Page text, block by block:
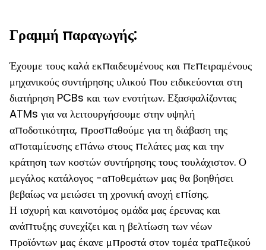
Γραμμή παραγωγής:
Έχουμε τους καλά εκπαιδευμένους και πεπειραμένους
μηχανικούς συντήρησης υλικού που ειδικεύονται στη
διατήρηση PCBs και των ενοτήτων. Εξασφαλίζοντας
ATMs για να λειτουργήσουμε στην υψηλή
αποδοτικότητα, προσπαθούμε για τη διάβαση της
αποταμίευσης επάνω στους πελάτες μας και την
κράτηση των κοστών συντήρησης τους τουλάχιστον. Ο
μεγάλος κατάλογος -αποθεμάτων μας θα βοηθήσει
βεβαίως να μειώσει τη χρονική ανοχή επίσης.
Η ισχυρή και καινοτόμος ομάδα μας έρευνας και
ανάπτυξης συνεχίζει και η βελτίωση των νέων
προϊόντων μας έκανε μπροστά στον τομέα τραπεζικού